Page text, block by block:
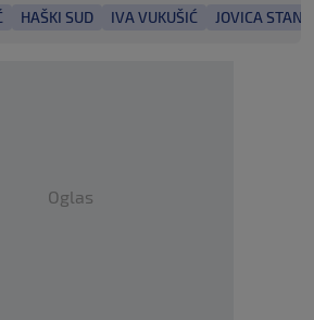
HAŠKI SUD IVA VUKUŠIĆ JOVICA
Oglas